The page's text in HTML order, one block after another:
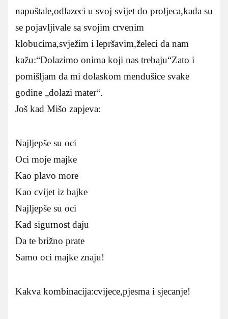
napuštale,odlazeci u svoj svijet do proljeca,kada su
se pojavljivale sa svojim crvenim
klobucima,svježim i lepršavim,želeci da nam
kažu:“Dolazimo onima koji nas trebaju“Zato i
pomišljam da mi dolaskom mendušice svake
godine „dolazi mater“.
Još kad Mišo zapjeva:
Najljepše su oci
Oci moje majke
Kao plavo more
Kao cvijet iz bajke
Najljepše su oci
Kad sigurnost daju
Da te brižno prate
Samo oci majke znaju!
Kakva kombinacija:cvijece,pjesma i sjecanje!